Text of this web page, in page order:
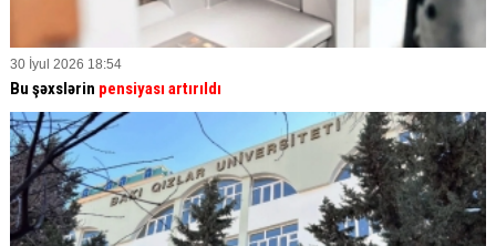
30 İyul 2026 18:54
Bu şəxslərin pensiyası artırıldı